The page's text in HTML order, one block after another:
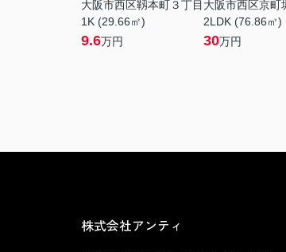
大阪市西区靱本町３丁目
1K (29.66㎡)
9.6万円
大阪市西区京町
2LDK (76.86㎡)
30万円
株式会社アンティ